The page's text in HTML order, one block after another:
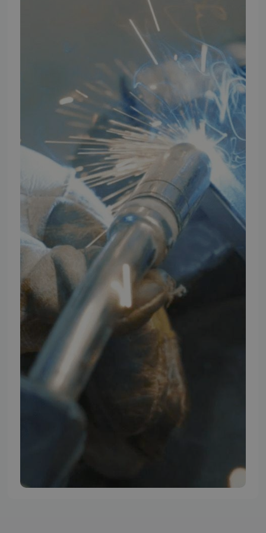
TMP Historie
Cookie og Privatlivspolitik
Salgs- og leveringsbetingelser
Vores brands
09:00 - 15:30
Weekend
Lukket
FØLG TMP
Youtube
Instagram
TMP BRAND SHOPS